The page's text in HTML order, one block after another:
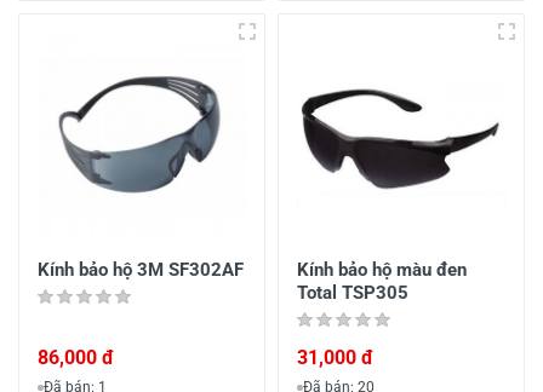
Kính bảo hộ 3M SF302AF
86,000 đ
Đã bán: 1
Kính bảo hộ màu đen
Total TSP305
31,000 đ
Đã bán: 20